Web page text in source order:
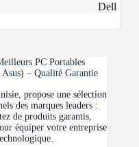
Dell
PC Portables
– Qualité Garantie
propose une sélection
des marques leaders :
de produits garantis,
équiper votre entreprise